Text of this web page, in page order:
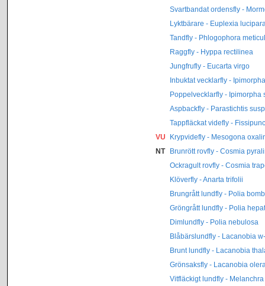
Svartbandat ordensfly -
Lyktbärare - Euplexia
Tandfly - Phlogophora
Raggfly - Hyppa rectilinea
Jungfrufly - Eucarta virgo
Inbuktat vecklarfly -
Poppelvecklarfly - Ipimorpha
Aspbackfly - Parastichtis
Tappfläckat videfly -
VU
Krypvidefly - Mesogona
NT
Brunrött rovfly - Cosmia
Ockragult rovfly - Cosmia
Klöverfly - Anarta trifolii
Brungrått lundfly - Polia
Gröngrått lundfly - Polia
Dimlundfly - Polia nebulosa
Blåbärslundfly - Lacanobia
Brunt lundfly - Lacanobia
Grönsaksfly - Lacanobia
Vitfläckigt lundfly -